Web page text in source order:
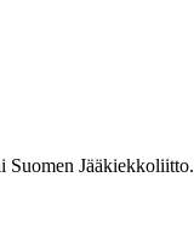
Suomen Jääkiekkoliitto.